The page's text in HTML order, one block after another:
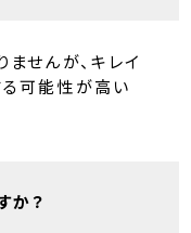
せんが、キレイ
可能性が高い
か？